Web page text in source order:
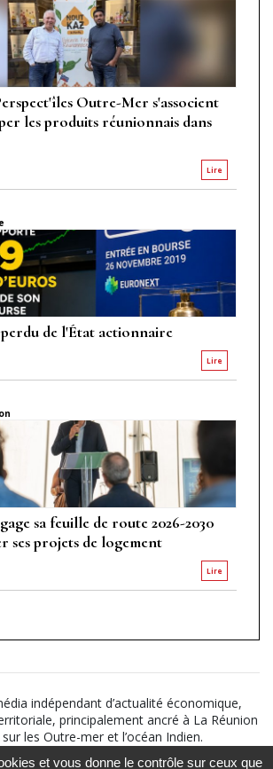
Outre-Mer s'associent
les produits réunionnais dans
Lire
de l'État actionnaire
Lire
sa feuille de route 2026-2030
ses projets de logement
Lire
indépendant d’actualité économique,
principalement ancré à La Réunion
les Outre-mer et l’océan Indien.
et vous donne le contrôle sur ceux que